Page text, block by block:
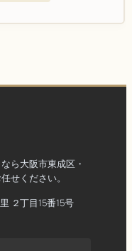
ら大阪市東成区・
せください。
２丁目15番15号